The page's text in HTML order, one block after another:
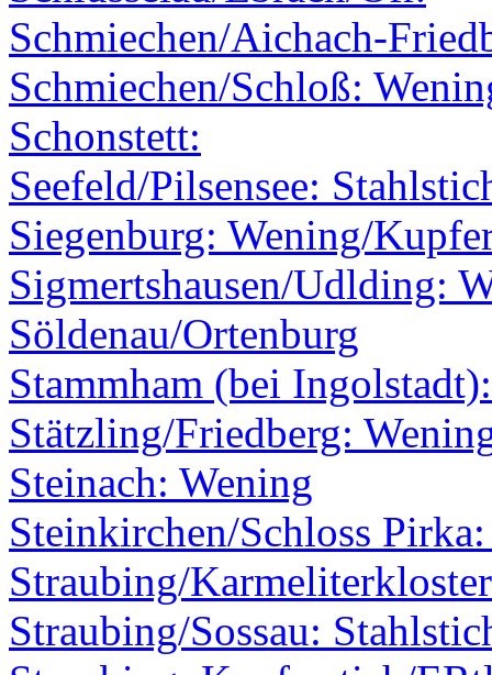
Schmiechen/Aichach-
Schmiechen/Schloß:
Schonstett:
Seefeld/Pilsensee:
Siegenburg: Wening/
Sigmertshausen/Udlding:
Söldenau/Ortenburg
Stammham (bei
Stätzling/Friedberg:
Steinach: Wening
Steinkirchen/Schloss
Straubing/
Straubing/Sossau: